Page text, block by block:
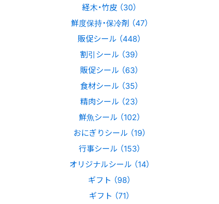
経木・竹皮 （30）
鮮度保持・保冷剤 （47）
販促シール （448）
割引シール （39）
販促シール （63）
食材シール （35）
精肉シール （23）
鮮魚シール （102）
おにぎりシール （19）
行事シール （153）
オリジナルシール （14）
ギフト （98）
ギフト （71）